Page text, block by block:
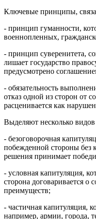
Ключевые принципы,
- принцип гуманности,
военнопленных,
- принцип суверенитета,
лишает государство
предусмотрено
- обязательность
отказ одной из сторон от
расценивается как
Выделяют несколько
- безоговорочная
побежденной стороны без
решения принимает
- условная капитуляция,
сторона договаривается о
преимуществ;
- частичная капитуляция,
например, армии, города,